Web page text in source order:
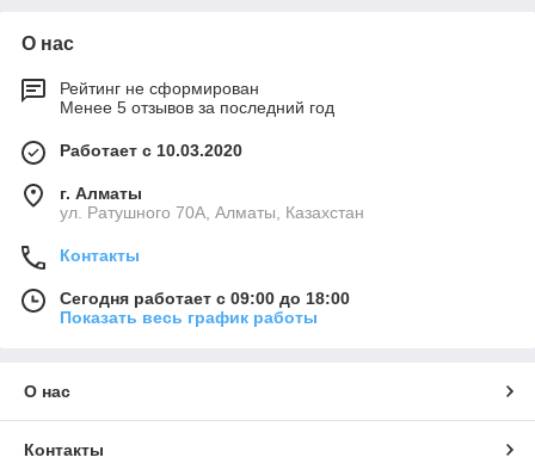
О нас
Рейтинг не сформирован
Менее 5 отзывов за последний год
Работает с 10.03.2020
г. Алматы
ул. Ратушного 70А, Алматы, Казахстан
Контакты
Сегодня работает с 09:00 до 18:00
Показать весь график работы
О нас
Контакты